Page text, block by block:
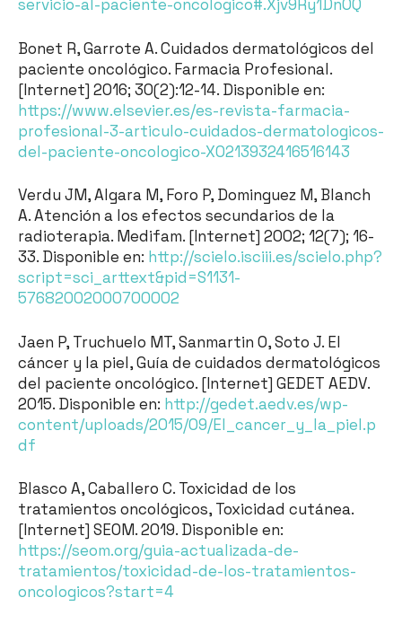
servicio-al-paciente-oncologico#.Xjv9Ry1DnOQ
Bonet R, Garrote A. Cuidados dermatológicos del
paciente oncológico. Farmacia Profesional.
[Internet] 2016; 30(2):12-14. Disponible en:
https://www.elsevier.es/es-revista-farmacia-
profesional-3-articulo-cuidados-dermatologicos-
del-paciente-oncologico-X0213932416516143
Verdu JM, Algara M, Foro P, Dominguez M, Blanch
A. Atención a los efectos secundarios de la
radioterapia. Medifam. [Internet] 2002; 12(7); 16-
33. Disponible en: http://scielo.isciii.es/scielo.php?
script=sci_arttext&pid=S1131-
57682002000700002
Jaen P, Truchuelo MT, Sanmartin O, Soto J. El
cáncer y la piel, Guía de cuidados dermatológicos
del paciente oncológico. [Internet] GEDET AEDV.
2015. Disponible en: http://gedet.aedv.es/wp-
content/uploads/2015/09/El_cancer_y_la_piel.p
df
Blasco A, Caballero C. Toxicidad de los
tratamientos oncológicos, Toxicidad cutánea.
[Internet] SEOM. 2019. Disponible en:
https://seom.org/guia-actualizada-de-
tratamientos/toxicidad-de-los-tratamientos-
oncologicos?start=4